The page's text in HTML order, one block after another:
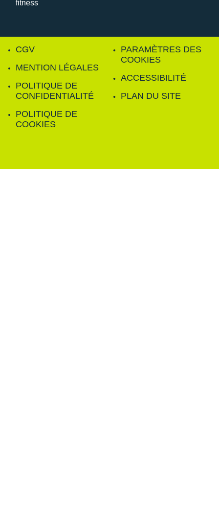
CGV
MENTION LÉGALES
POLITIQUE DE
CONFIDENTIALITÉ
POLITIQUE DE
COOKIES
PARAMÈTRES DES
COOKIES
ACCESSIBILITÉ
PLAN DU SITE